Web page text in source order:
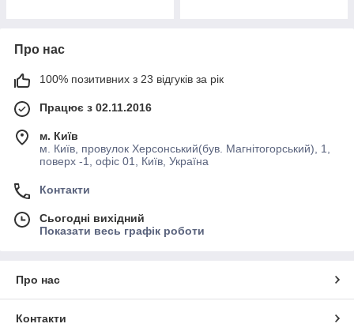
Про нас
100% позитивних з 23 відгуків за рік
Працює з 02.11.2016
м. Київ
м. Київ, провулок Херсонський(був. Магнітогорський), 1,
поверх -1, офіс 01, Київ, Україна
Контакти
Сьогодні вихідний
Показати весь графік роботи
Про нас
Контакти